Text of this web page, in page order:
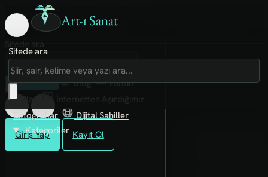
Art-ı Sanat
Giriş Yap Kayıt Ol
Sitede ara
Art-ı Sosyal
İmece
Kütüphane
Blog
Fanzin
Rafları
Fotoğraflar
Dijital Sahiller
Kategoriler